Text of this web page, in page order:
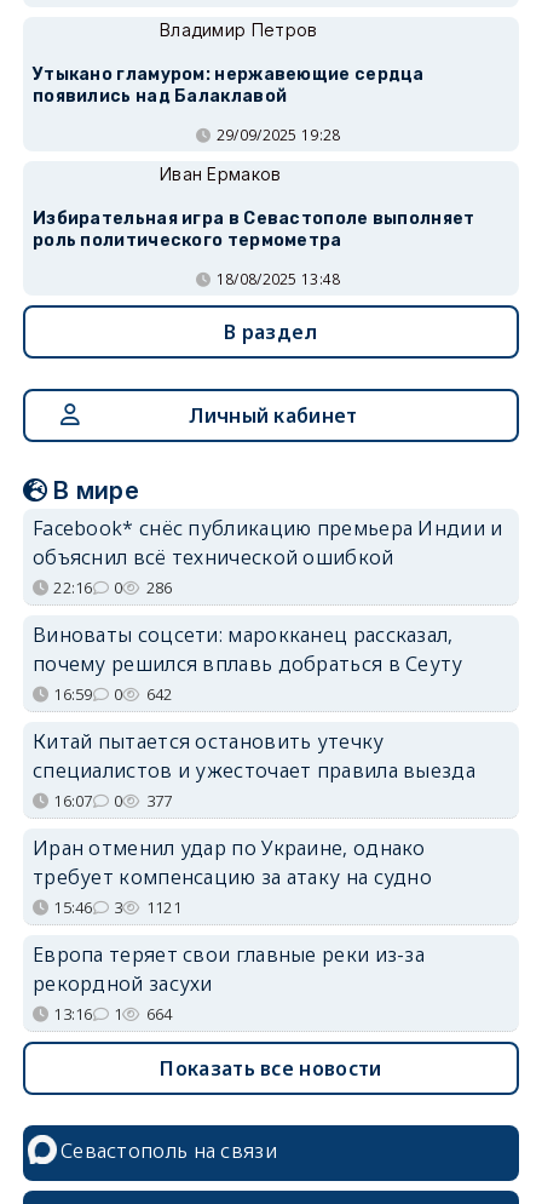
Владимир Петров
Утыкано гламуром: нержавеющие сердца
появились над Балаклавой
29/09/2025 19:28
Иван Ермаков
Избирательная игра в Севастополе выполняет
роль политического термометра
18/08/2025 13:48
В раздел
Личный кабинет
В мире
Facebook* снёс публикацию премьера Индии и
объяснил всё технической ошибкой
22:16 0 286
Виноваты соцсети: марокканец рассказал,
почему решился вплавь добраться в Сеуту
16:59 0 642
Китай пытается остановить утечку
специалистов и ужесточает правила выезда
16:07 0 377
Иран отменил удар по Украине, однако
требует компенсацию за атаку на судно
15:46 3 1121
Европа теряет свои главные реки из-за
рекордной засухи
13:16 1 664
Показать все новости
Севастополь на связи